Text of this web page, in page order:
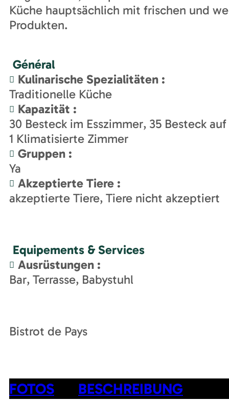
Küche hauptsächlich mit frischen und
Produkten.
Général
Kulinarische Spezialitäten :
Traditionelle Küche
Kapazität :
30 Besteck im Esszimmer 35 Besteck
1 Klimatisierte Zimmer
Gruppen :
Ya
Akzeptierte Tiere :
akzeptierte Tiere Tiere nicht akzeptiert
Equipements & Services
Ausrüstungen :
Bar Terrasse Babystuhl
Bistrot de Pays
FOTOS BESCHREIBUNG